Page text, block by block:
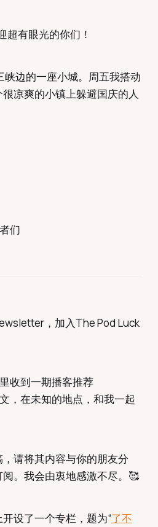
超有眼光的你们！
边的一座小城。周五我搭动
凉爽的小镇上躲避国庆的人
们
，加入The Pod Luck
收到一期播客推荐
，在未知的地点，和我一起
请将其内容与你的朋友分
。我会由衷地感激不尽。🥰
设了一个专栏，题为“了不